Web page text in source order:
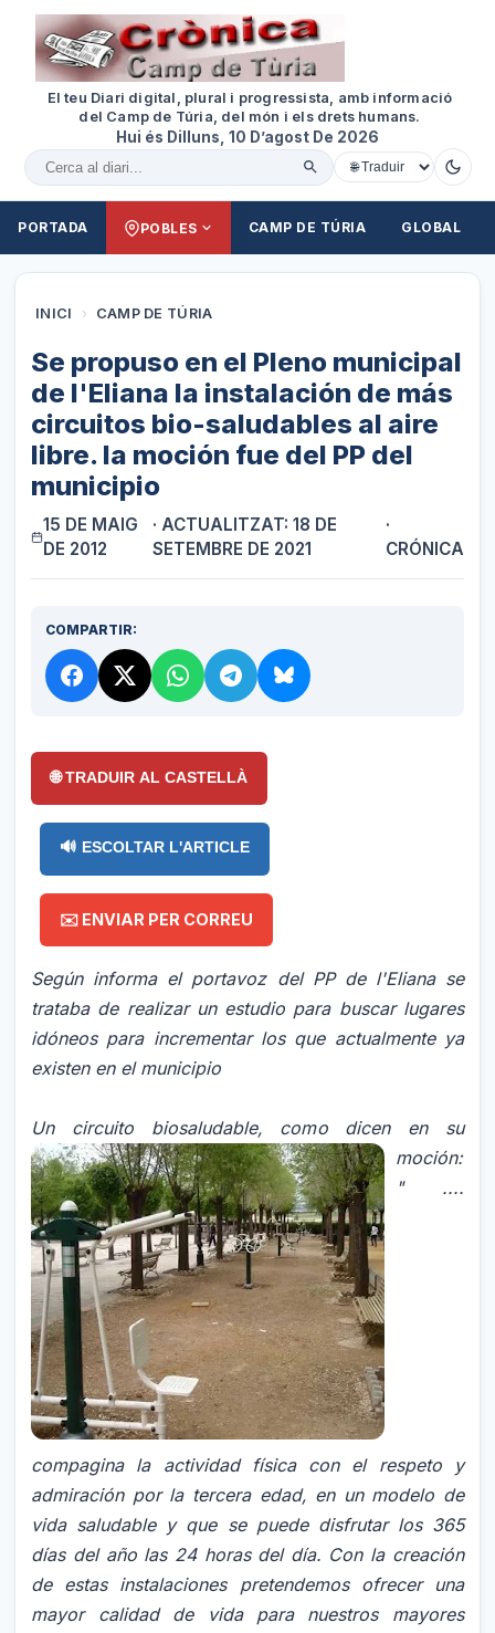
El teu Diari digital, plural i progressista, amb informació
del Camp de Túria, del món i els drets humans.
Hui és Dilluns, 10 D’agost De 2026
Cercar al diari
PORTADA POBLES CAMP DE TÚRIA GLOBAL
INICI › CAMP DE TÚRIA
Se propuso en el Pleno municipal
de l'Eliana la instalación de más
circuitos bio-saludables al aire
libre. la moción fue del PP del
municipio
15 DE MAIG
DE 2012
· ACTUALITZAT: 18 DE
SETEMBRE DE 2021
·
CRÓNICA
COMPARTIR:
🌐 TRADUIR AL CASTELLÀ
🔊 ESCOLTAR L'ARTICLE
✉️ ENVIAR PER CORREU
Según informa el portavoz del PP de l'Eliana se
trataba de realizar un estudio para buscar lugares
idóneos para incrementar los que actualmente ya
existen en el municipio
Un circuito biosaludable, como dicen en su
moción:
" ....
compagina la actividad física con el respeto y
admiración por la tercera edad, en un modelo de
vida saludable y que se puede disfrutar los 365
días del año las 24 horas del día. Con la creación
de estas instalaciones pretendemos ofrecer una
mayor calidad de vida para nuestros mayores